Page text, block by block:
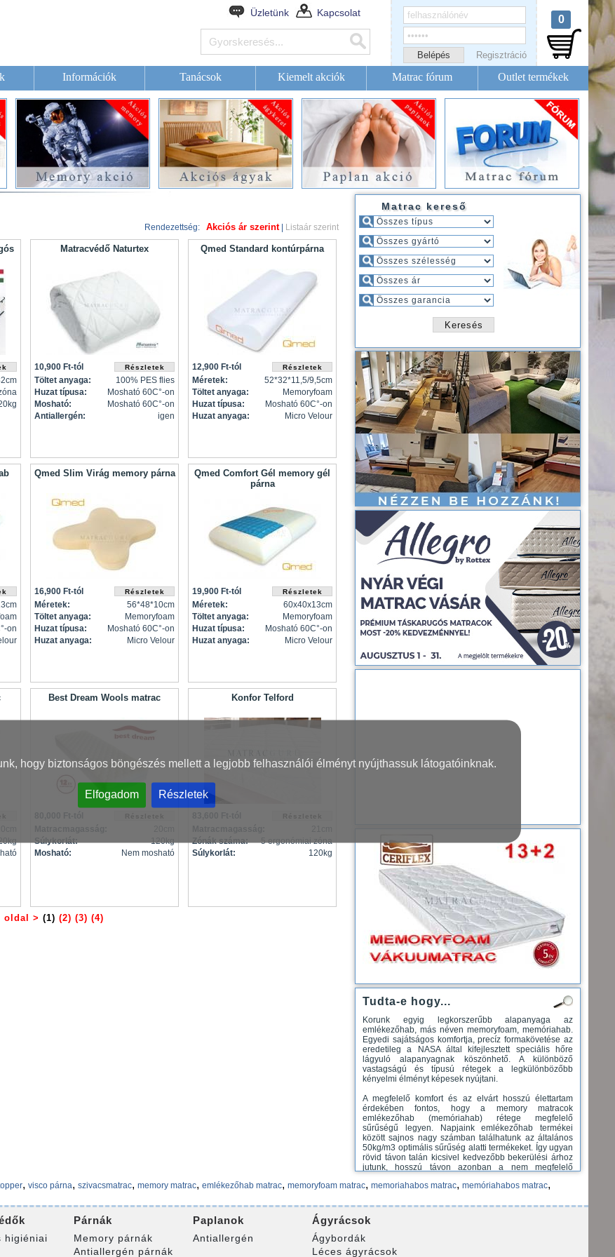
hogy biztonságos böngészés mellett a legjobb felhasználói élményt nyújthassuk látogatóinknak.
Elfogadom Részletek
Üzletünk Kapcsolat
Regisztráció
0
Információk Tanácsok Kiemelt akciók Matrac fórum Outlet termékek
Rendezettség: Akciós ár szerint| Listaár szerint
Matracvédő Naturtex
10,900 Ft-tól
Töltet anyaga:
100% PES flies
Huzat típusa:
Mosható 60C°-on
Mosható:
Mosható 60C°-on
Antiallergén:
igen
Qmed Standard kontúrpárna
12,900 Ft-tól
Méretek:
52*32*11,5/9,5cm
Töltet anyaga:
Memoryfoam
Huzat típusa:
Mosható 60C°-on
Huzat anyaga:
Micro Velour
on
Qmed Slim Virág memory párna
16,900 Ft-tól
Méretek:
56*48*10cm
Töltet anyaga:
Memoryfoam
Huzat típusa:
Mosható 60C°-on
Huzat anyaga:
Micro Velour
Qmed Comfort Gél memory gél
párna
19,900 Ft-tól
Méretek:
60x40x13cm
Töltet anyaga:
Memoryfoam
Huzat típusa:
Mosható 60C°-on
Huzat anyaga:
Micro Velour
Best Dream Wools matrac
Súlykorlát:
120kg
Mosható:
Nem mosható
Konfor Telford
Zónák száma:
5 ergonómiai zóna
Súlykorlát:
120kg
oldal > (1) (2) (3) (4)
Matrac kereső
Tudta-e hogy...
Korunk egyig legkorszerűbb alapanyaga az
emlékezőhab, más néven memoryfoam, memóriahab.
Egyedi sajátságos komfortja, precíz formakövetése az
eredetileg a NASA által kifejlesztett speciális hőre
lágyuló alapanyagnak köszönhető. A különböző
vastagságú és típusú rétegek a legkülönbözőbb
kényelmi élményt képesek nyújtani.
A megfelelő komfort és az elvárt hosszú élettartam
érdekében fontos, hogy a memory matracok
emlékezőhab (memóriahab) rétege megfelelő
sűrűségű legyen. Napjaink emlékezőhab termékei
között sajnos nagy számban találhatunk az általános
50kg/m3 optimális sűrűség alatti termékeket. Így ugyan
rövid távon talán kicsivel kedvezőbb bekerülési árhoz
jutunk, hosszú távon azonban a nem megfelelő
károsodáshoz, alakváltozáshoz vezet. Magyarul
Emlékező hab - Memory Foam - Azt mondják, hogy
memory visco elasztikus hab a legnagyobb áttörést
jelentette az alvásiparban, amióta a Marshall rugók
(zsákrugók) bevezetésre kerültek a matracokba 1925-
, visco párna, szivacsmatrac, memory matrac, emlékezőhab matrac, memoryfoam matrac, memoriahabos matrac, memóriahabos matrac,
higiéniai
Párnák
Memory párnák
Antiallergén párnák
Paplanok
Antiallergén
Ágyrácsok
Ágybordák
Léces ágyrácsok